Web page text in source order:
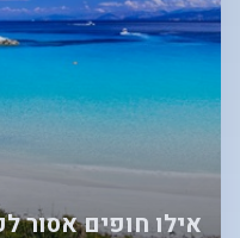
אילו חופים אסור